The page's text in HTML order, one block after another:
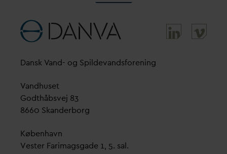
Dansk Vand- og Spildevandsforening
Vandhuset
Godthåbsvej 83
8660 Skanderborg
København
Vester Farimagsgade 1, 5. sal.